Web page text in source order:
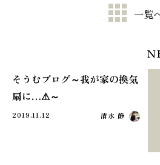
一覧
そうむブログ～我が家の換気
扇に…⚠～
2019.11.12 清水 静